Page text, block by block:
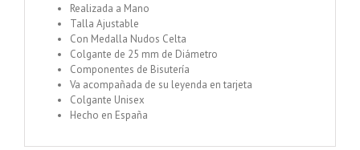
Realizada a Mano
Talla Ajustable
Con Medalla Nudos Celta
Colgante de 25 mm de Diámetro
Componentes de Bisutería
Va acompañada de su leyenda en tarjeta
Colgante Unisex
Hecho en España